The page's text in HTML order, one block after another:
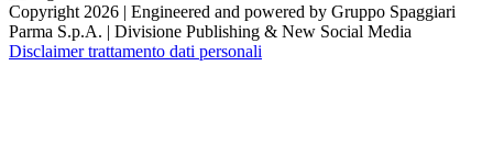
Copyright 2026 | Engineered and powered by Gruppo Spaggiari
Parma S.p.A. | Divisione Publishing & New Social Media
Disclaimer trattamento dati personali